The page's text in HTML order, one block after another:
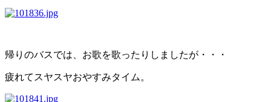
帰りのバスでは、お歌を歌ったりしましたが・・・
疲れてスヤスヤおやすみタイム。